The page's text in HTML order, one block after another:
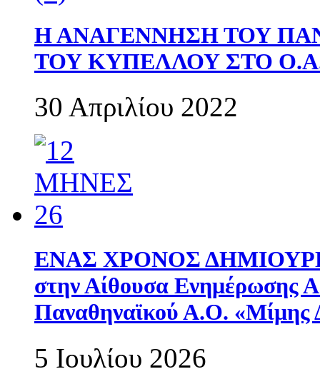
Η ΑΝΑΓΕΝΝΗΣΗ ΤΟΥ
ΤΟΥ ΚΥΠΕΛΛΟΥ ΣΤΟ
30 Απριλίου 2022
ΕΝΑΣ ΧΡΟΝΟΣ
στην Αίθουσα Ενημέρωσης
Παναθηναϊκού Α.Ο. «Μίμης
5 Ιουλίου 2026